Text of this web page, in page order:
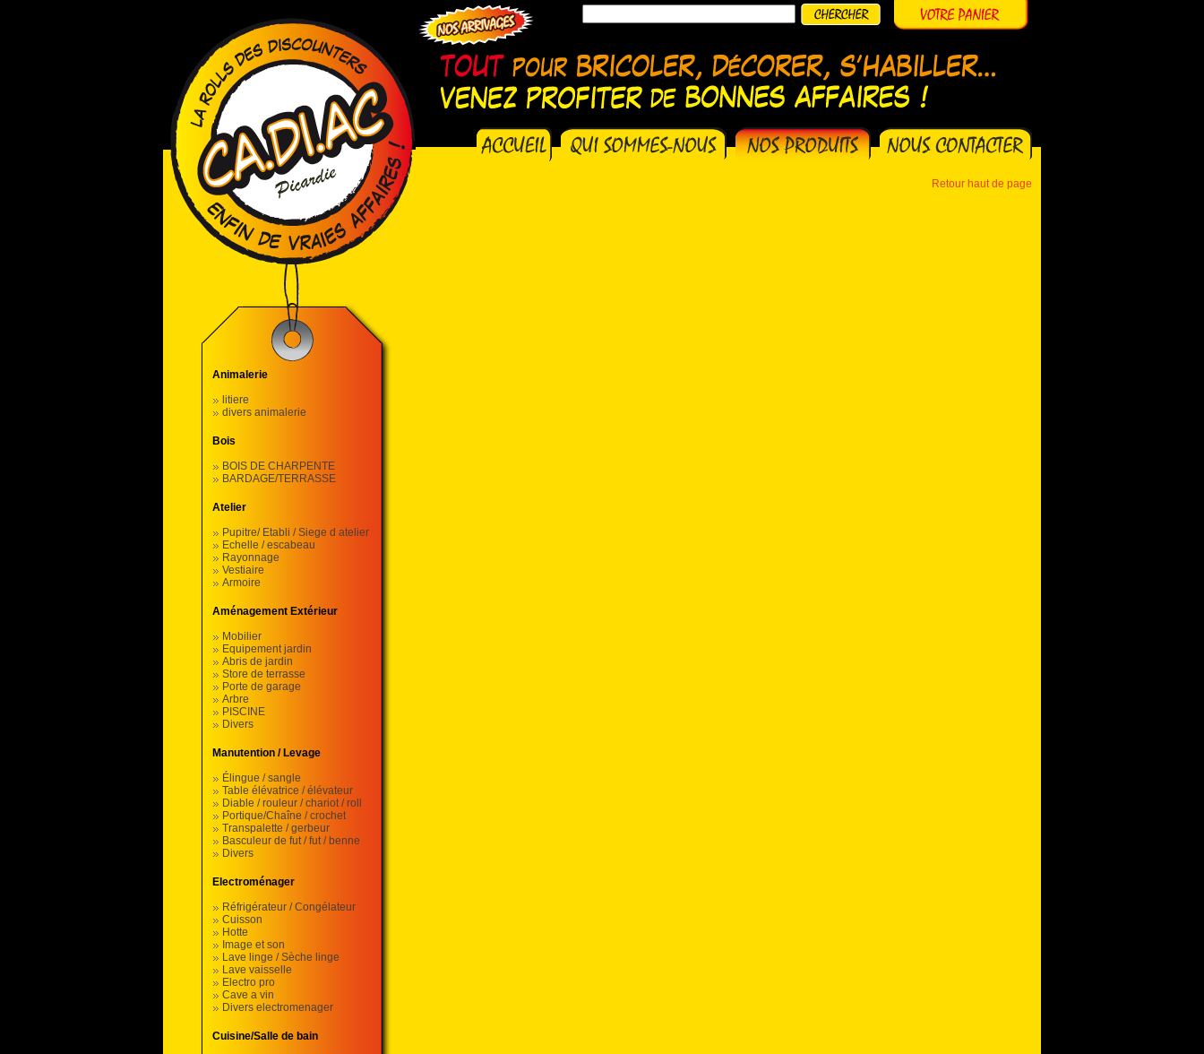
Animalerie
litiere
divers animalerie
Bois
BOIS DE CHARPENTE
BARDAGE/TERRASSE
Atelier
Pupitre/ Etabli / Siege d atelier
Echelle / escabeau
Rayonnage
Vestiaire
Armoire
Aménagement Extérieur
Mobilier
Equipement jardin
Abris de jardin
Store de terrasse
Porte de garage
Arbre
PISCINE
Divers
Manutention / Levage
Élingue / sangle
Table élévatrice / élévateur
Diable / rouleur / chariot / roll
Portique/Chaîne / crochet
Transpalette / gerbeur
Basculeur de fut / fut / benne
Divers
Electroménager
Réfrigérateur / Congélateur
Cuisson
Hotte
Image et son
Lave linge / Sèche linge
Lave vaisselle
Electro pro
Cave a vin
Divers electromenager
Cuisine/Salle de bain
Retour haut de page